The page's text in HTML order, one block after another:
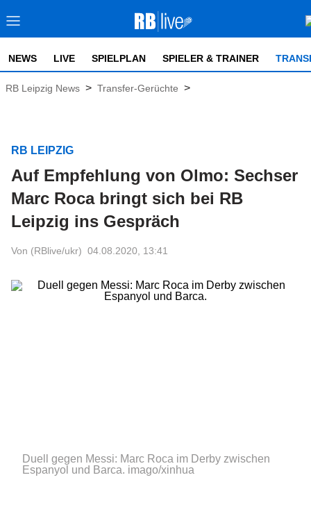
NEWS LIVE SPIELPLAN SPIELER & TRAINER
RB Leipzig News > Transfer-Gerüchte >
RB LEIPZIG
Auf Empfehlung von Olmo: Sechser
Marc Roca bringt sich bei RB
Leipzig ins Gespräch
Von (RBlive/ukr) 04.08.2020, 13:41
Duell gegen Messi: Marc Roca im Derby zwischen
Espanyol und Barca. imago/xinhua